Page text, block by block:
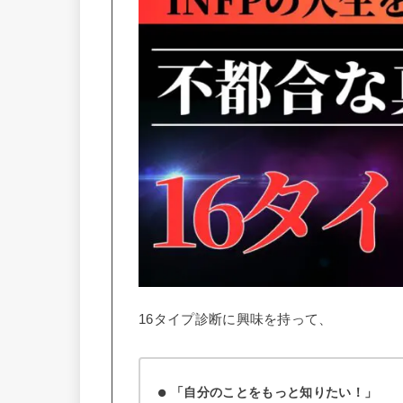
16タイプ診断に興味を持って、
「自分のことをもっと知りたい！」